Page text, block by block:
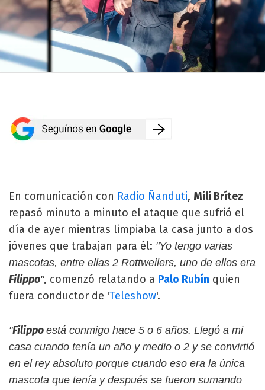
En comunicación con Radio Ñanduti, Mili Brítez
repasó minuto a minuto el ataque que sufrió el
día de ayer mientras limpiaba la casa junto a dos
jóvenes que trabajan para él: "Yo tengo varias
mascotas, entre ellas 2 Rottweilers, uno de ellos era
Filippo", comenzó relatando a Palo Rubín quien
fuera conductor de 'Teleshow'.
"Filippo está conmigo hace 5 o 6 años. Llegó a mi
casa cuando tenía un año y medio o 2 y se convirtió
en el rey absoluto porque cuando eso era la única
mascota que tenía y después se fueron sumando